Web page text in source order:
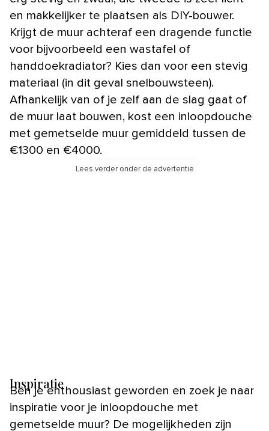
en makkelijker te plaatsen als DIY-bouwer.
Krijgt de muur achteraf een dragende functie
voor bijvoorbeeld een wastafel of
handdoekradiator? Kies dan voor een stevig
materiaal (in dit geval snelbouwsteen).
Afhankelijk van of je zelf aan de slag gaat of
de muur laat bouwen, kost een inloopdouche
met gemetselde muur gemiddeld tussen de
€1300 en €4000.
Lees verder onder de advertentie
Inspiratie
Ben je enthousiast geworden en zoek je naar
inspiratie voor je inloopdouche met
gemetselde muur? De mogelijkheden zijn